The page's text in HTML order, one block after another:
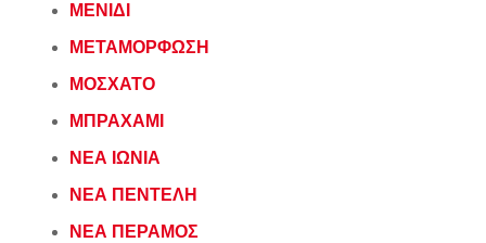
ΜΕΝΙΔΙ
ΜΕΤΑΜΟΡΦΩΣΗ
ΜΟΣΧΑΤΟ
ΜΠΡΑΧΑΜΙ
ΝΕΑ ΙΩΝΙΑ
ΝΕΑ ΠΕΝΤΕΛΗ
ΝΕΑ ΠΕΡΑΜΟΣ